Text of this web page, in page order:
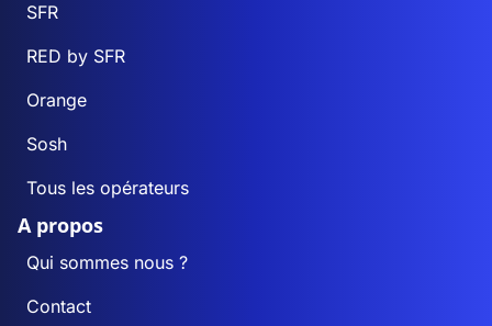
SFR
RED by SFR
Orange
Sosh
Tous les opérateurs
A propos
Qui sommes nous ?
Contact